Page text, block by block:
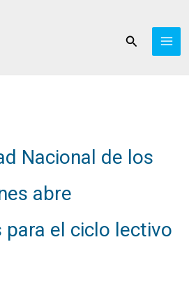
Buscar
Nacional de los
abre
para el ciclo lectivo